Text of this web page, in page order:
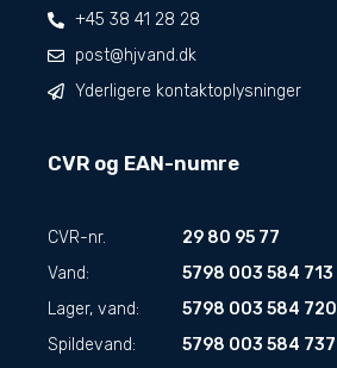
+45 38 41 28 28
post@hjvand.dk
Yderligere kontaktoplysninger
CVR og EAN-numre
CVR-nr.
29 80 95 77
Vand:
5798 003 584 713
Lager, vand:
5798 003 584 720
Spildevand:
5798 003 584 737